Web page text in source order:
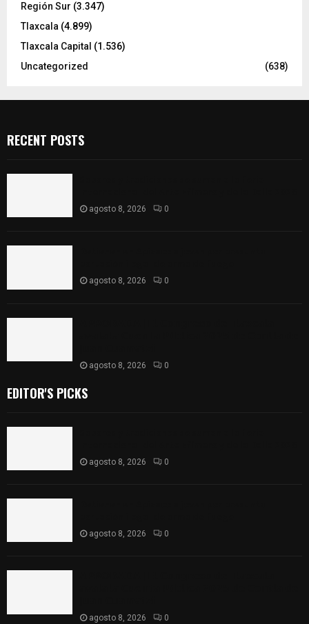
Región Sur (3.347)
Tlaxcala (4.899)
Tlaxcala Capital (1.536)
Uncategorized
(638)
RECENT POSTS
agosto 8, 2026 0
agosto 8, 2026 0
agosto 8, 2026 0
EDITOR'S PICKS
agosto 8, 2026 0
agosto 8, 2026 0
agosto 8, 2026 0